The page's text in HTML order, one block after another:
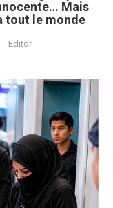
Mais
tout le monde
Editor